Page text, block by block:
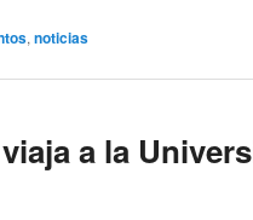
, noticias
a la